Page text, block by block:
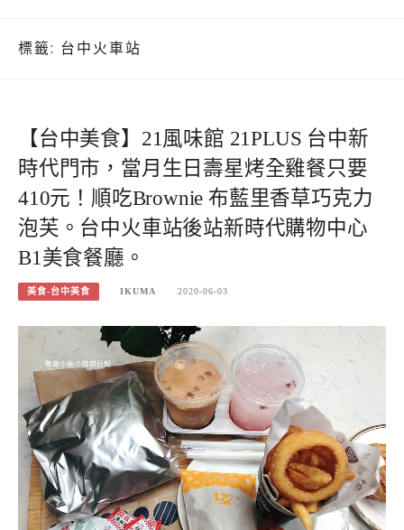
標籤: 台中火車站
【台中美食】21風味館 21PLUS 台中新
時代門市，當月生日壽星烤全雞餐只要
410元！順吃Brownie 布藍里香草巧克力
泡芙。台中火車站後站新時代購物中心
B1美食餐廳。
美食-台中美食 IKUMA 2020-06-03